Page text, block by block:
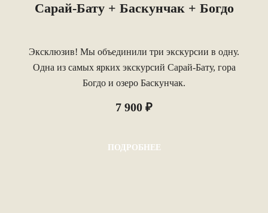
Сарай-Бату + Баскунчак + Богдо
Эксклюзив! Мы объединили три экскурсии в одну.
Одна из самых ярких экскурсий Сарай-Бату, гора
Богдо и озеро Баскунчак.
7 900 ₽
ПОДРОБНЕЕ